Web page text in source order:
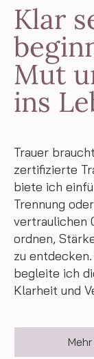
Klar
Mut
ins
Trauer
zertifizierte
biete ich
Trennung
vertraulichen
ordnen,
zu
begleite ich
Klarheit und